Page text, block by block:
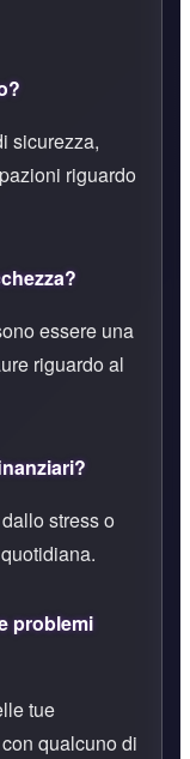
sicurezza,
riguardo
essere una
riguardo al
stress o
problemi
tue
qualcuno di